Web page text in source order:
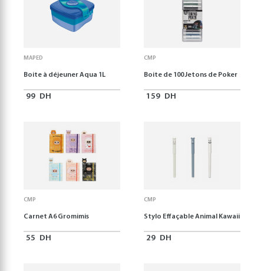
MAPED
Boite à déjeuner Aqua 1L
99 DH
CMP
Boite de 100 Jetons de Poker
159 DH
CMP
Carnet A6 Gromimis
55 DH
CMP
Stylo Effaçable Animal Kawaii
29 DH